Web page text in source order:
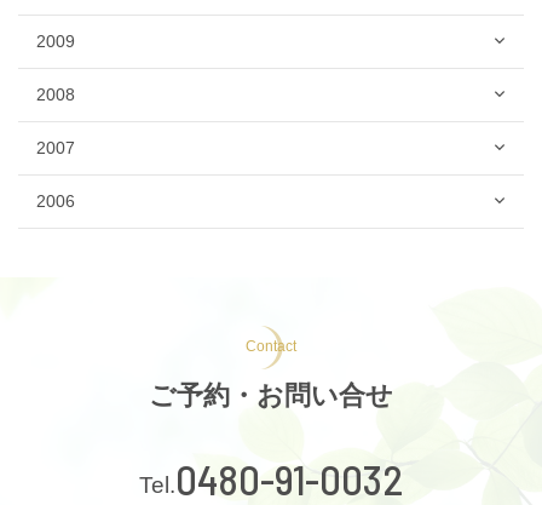
2009
2008
2007
2006
Contact
ご予約・お問い合せ
0480-91-0032